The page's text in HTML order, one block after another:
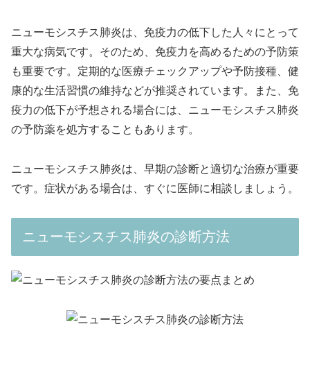
ニューモシスチス肺炎は、免疫力の低下した人々にとって
重大な病気です。そのため、免疫力を高めるための予防策
も重要です。定期的な医療チェックアップや予防接種、健
康的な生活習慣の維持などが推奨されています。また、免
疫力の低下が予想される場合には、ニューモシスチス肺炎
の予防薬を処方することもあります。
ニューモシスチス肺炎は、早期の診断と適切な治療が重要
です。症状がある場合は、すぐに医師に相談しましょう。
ニューモシスチス肺炎の診断方法